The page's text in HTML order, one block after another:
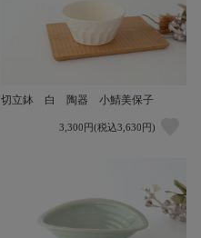
切立鉢 白 陶器 小鯖美保子
3,300円(税込3,630円)